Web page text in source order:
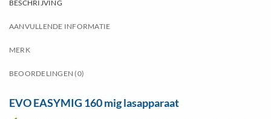
BESCHRIJVING
AANVULLENDE INFORMATIE
MERK
BEOORDELINGEN (0)
EVO EASYMIG 160 mig lasapparaat